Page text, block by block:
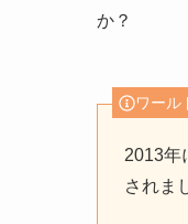
か？
ワール
2013年
されま